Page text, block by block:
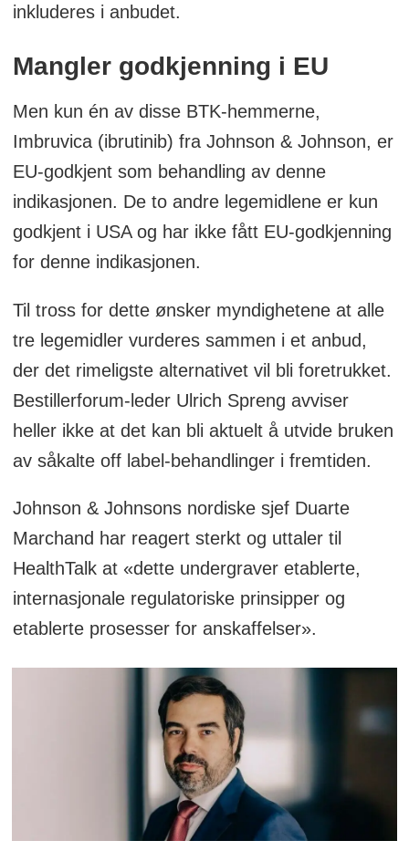
inkluderes i anbudet.
Mangler godkjenning i EU
Men kun én av disse BTK-hemmerne,
Imbruvica (ibrutinib) fra Johnson & Johnson, er
EU-godkjent som behandling av denne
indikasjonen. De to andre legemidlene er kun
godkjent i USA og har ikke fått EU-godkjenning
for denne indikasjonen.
Til tross for dette ønsker myndighetene at alle
tre legemidler vurderes sammen i et anbud,
der det rimeligste alternativet vil bli foretrukket.
Bestillerforum-leder Ulrich Spreng avviser
heller ikke at det kan bli aktuelt å utvide bruken
av såkalte off label-behandlinger i fremtiden.
Johnson & Johnsons nordiske sjef Duarte
Marchand har reagert sterkt og uttaler til
HealthTalk at «dette undergraver etablerte,
internasjonale regulatoriske prinsipper og
etablerte prosesser for anskaffelser».